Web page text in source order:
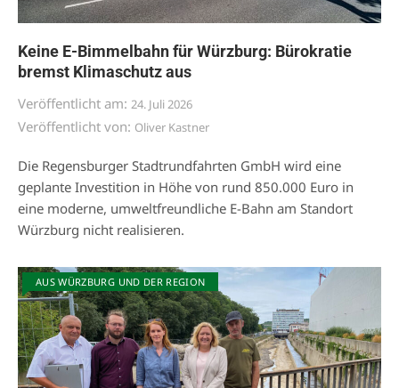
Keine E-Bimmelbahn für Würzburg: Bürokratie
bremst Klimaschutz aus
Veröffentlicht am: 24. Juli 2026
Veröffentlicht von: Oliver Kastner
Die Regensburger Stadtrundfahrten GmbH wird eine
geplante Investition in Höhe von rund 850.000 Euro in
eine moderne, umweltfreundliche E-Bahn am Standort
Würzburg nicht realisieren.
AUS WÜRZBURG UND DER REGION